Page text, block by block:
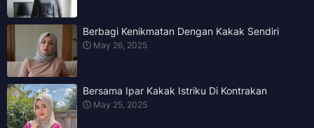
Berbagi Kenikmatan Dengan Kakak Sendiri
May 26, 2025
Bersama Ipar Kakak Istriku Di Kontrakan
May 25, 2025